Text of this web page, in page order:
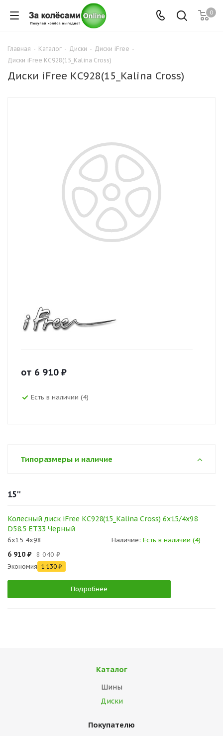
0
Главная - Каталог - Диски - Диски iFree -
Диски iFree КС928(15_Kalina Cross)
Диски iFree КС928(15_Kalina Cross)
от 6 910 ₽
Есть в наличии (4)
Типоразмеры и наличие
15''
Колесный диск iFree КС928(15_Kalina Cross) 6x15/4x98
D58.5 ET33 Черный
6x15 4x98 Наличие: Есть в наличии (4)
6 910 ₽ 8 040 ₽
Экономия 1 130 ₽
Подробнее
Каталог
Шины
Диски
Покупателю